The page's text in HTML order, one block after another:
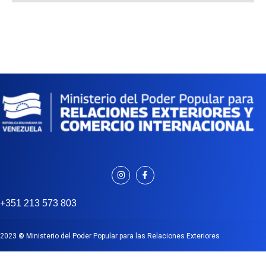
+351 213 573 803
2023 © Ministerio del Poder Popular para las Relaciones Exteriores